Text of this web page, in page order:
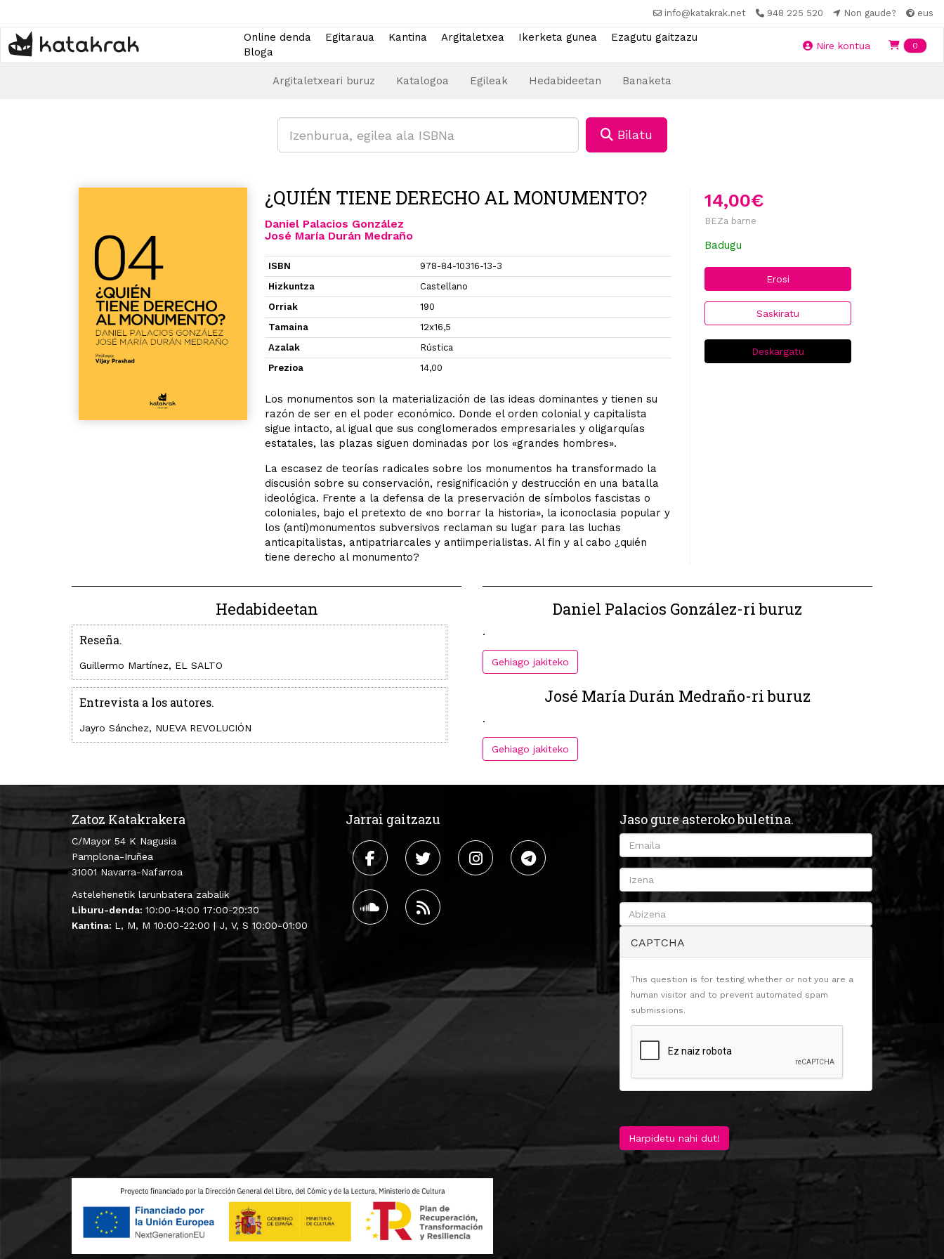
main
content
info@katakrak.net 948 225 520 Non gaude? eus
Online denda Egitaraua Kantina Argitaletxea Ikerketa gunea
Ezagutu gaitzazu
Bloga
Nire kontua 0
Argitaletxeari buruz Katalogoa Egileak Hedabideetan Banaketa
Bilatu
14,00€
BEZa barne
Badugu
Erosi
Saskiratu
Deskargatu
¿QUIÉN TIENE DERECHO AL MONUMENTO?
Daniel Palacios González
José María Durán Medraño
ISBN
978-84-10316-13-3
Hizkuntza
Castellano
Orriak
190
Tamaina
12x16,5
Azalak
Rústica
Prezioa
14,00
Los monumentos son la materialización de las ideas dominantes y tienen su
razón de ser en el poder económico. Donde el orden colonial y capitalista
sigue intacto, al igual que sus conglomerados empresariales y oligarquías
estatales, las plazas siguen dominadas por los «grandes hombres».
La escasez de teorías radicales sobre los monumentos ha transformado la
discusión sobre su conservación, resignificación y destrucción en una batalla
ideológica. Frente a la defensa de la preservación de símbolos fascistas o
coloniales, bajo el pretexto de «no borrar la historia», la iconoclasia popular y
los (anti)monumentos subversivos reclaman su lugar para las luchas
anticapitalistas, antipatriarcales y antiimperialistas. Al fin y al cabo ¿quién
tiene derecho al monumento?
Hedabideetan
Reseña.
Guillermo Martínez, EL SALTO
Entrevista a los autores.
Jayro Sánchez, NUEVA REVOLUCIÓN
Daniel Palacios González-ri buruz
.
Gehiago jakiteko
José María Durán Medraño-ri buruz
.
Gehiago jakiteko
Zatoz Katakrakera
C/Mayor 54 K Nagusia
Pamplona-Iruñea
31001 Navarra-Nafarroa
Astelehenetik larunbatera zabalik
Liburu-denda: 10:00-14:00 17:00-20:30
Kantina: L, M, M 10:00-22:00 | J, V, S 10:00-01:00
Jarrai gaitzazu Jaso gure asteroko buletina.
CAPTCHA
This question is for testing whether or not you are a
human visitor and to prevent automated spam
submissions.
Harpidetu nahi dut!